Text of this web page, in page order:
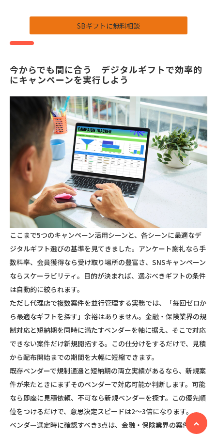
SBギフトに無料相談
今からでも間に合う　デジタルギフトで効率的
にキャンペーンを実行しよう
ここまで5つのキャンペーン活用シーンと、各シーンに最適なデ
ジタルギフト選びの基準を見てきました。アンケート謝礼なら手
数料率、会員獲得なら受け取り場所の豊富さ、SNSキャンペーン
ならスケーラビリティ。目的が決まれば、選ぶべきギフトの条件
は自動的に絞られます。
ただし代理店で複数案件を並行管理する実務では、「毎回ゼロか
ら最適なギフトを探す」余裕はありません。金融・保険業界の規
制対応と短納期を同時に満たすベンダーを軸に据え、そこで対応
できない案件だけ新規開拓する。この仕分けをするだけで、見積
から配布開始までの期間を大幅に短縮できます。
既存ベンダーで規制通過と短納期の両立実績があるなら、新規案
件が来たときにまずそのベンダーで対応可能か判断します。可能
なら即座に見積依頼、不可なら新規ベンダーを探す。この優先順
位をつけるだけで、意思決定スピードは2〜3倍になります。
ベンダー選定時に確認すべき3点は、金融・保険業界の案件通過